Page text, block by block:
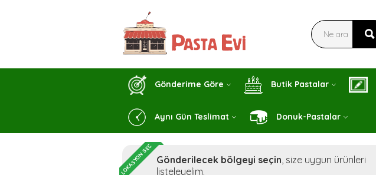
Gönderime Göre Butik Pastalar
Aynı Gün Teslimat Donuk-Pastalar
LOKASYON SEÇ Gönderilecek bölgeyi seçin , size uygun ürünleri
listeleyelim.